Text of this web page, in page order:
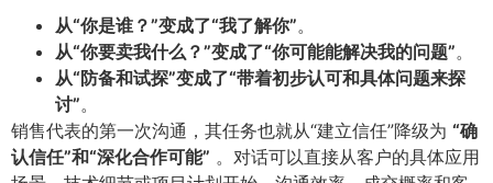
从“你是谁？”变成了“我了解你”​​。
从“你要卖我什么？”变成了“你可能能解决我的问题”​​。
从“防备和试探”变成了“带着初步认可和具体问题来探
讨”​​。
销售代表的第一次沟通，其任务也就从“建立信任”降级为 ​“确
认信任”和“深化合作可能”​ 。对话可以直接从客户的具体应用